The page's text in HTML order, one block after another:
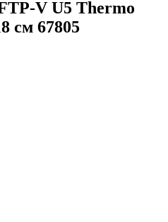
V U5 Thermo
см 67805